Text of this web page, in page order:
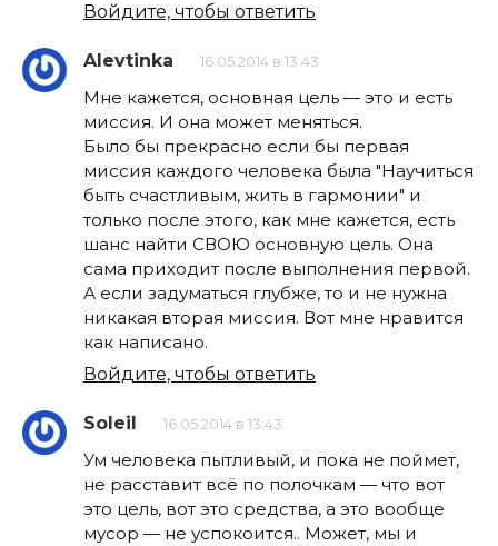
Войдите, чтобы ответить
Alevtinka 16.05.2014 в 13:43
Мне кажется, основная цель — это и есть
миссия. И она может меняться.
Было бы прекрасно если бы первая
миссия каждого человека была "Научиться
быть счастливым, жить в гармонии" и
только после этого, как мне кажется, есть
шанс найти СВОЮ основную цель. Она
сама приходит после выполнения первой.
А если задуматься глубже, то и не нужна
никакая вторая миссия. Вот мне нравится
как написано.
Войдите, чтобы ответить
Soleil 16.05.2014 в 13:43
Ум человека пытливый, и пока не поймет,
не расставит всё по полочкам — что вот
это цель, вот это средства, а это вообще
мусор — не успокоится.. Может, мы и